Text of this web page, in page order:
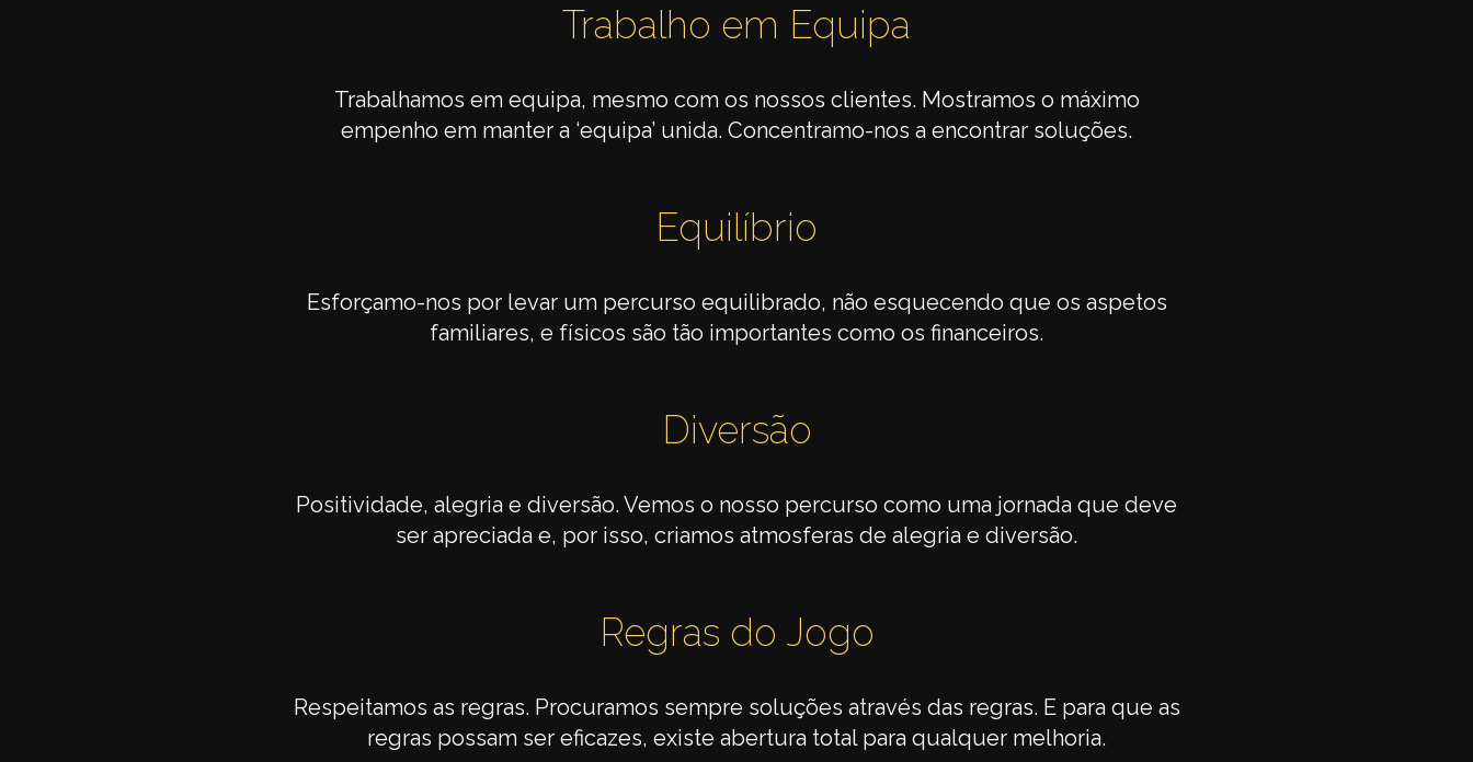
Trabalho em Equipa
Trabalhamos em equipa, mesmo com os nossos clientes. Mostramos o máximo
empenho em manter a ‘equipa’ unida. Concentramo-nos a encontrar soluções.
Equilíbrio
Esforçamo-nos por levar um percurso equilibrado, não esquecendo que os aspetos
familiares, e físicos são tão importantes como os financeiros.
Diversão
Positividade, alegria e diversão. Vemos o nosso percurso como uma jornada que deve
ser apreciada e, por isso, criamos atmosferas de alegria e diversão.
Regras do Jogo
Respeitamos as regras. Procuramos sempre soluções através das regras. E para que as
regras possam ser eficazes, existe abertura total para qualquer melhoria.